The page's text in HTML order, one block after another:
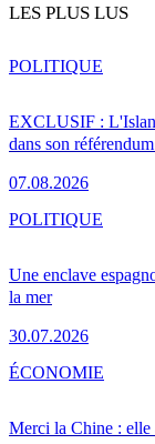
LES PLUS LUS
EXCLUSIF :
dans son
07.08.2026
POLITIQUE
Une enclave
la mer
30.07.2026
POLITIQUE
Merci la Chine : elle
ÉCONOMIE